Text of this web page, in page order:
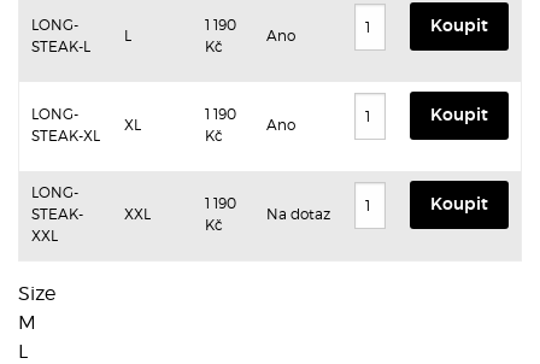
LONG-
STEAK-L
L
1 190
Kč
Ano
Koupit
LONG-
STEAK-XL
XL
1 190
Kč
Ano
Koupit
LONG-
STEAK-
XXL
XXL
1 190
Kč
Na dotaz
Koupit
Size
M
L